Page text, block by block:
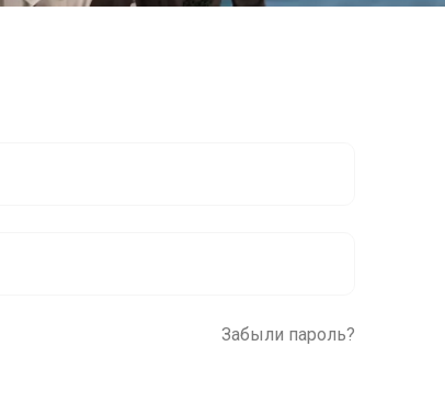
Забыли пароль?